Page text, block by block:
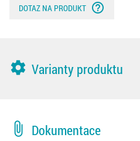
DOTAZ NA PRODUKT help_outline
settings Varianty produktu
attach_file Dokumentace